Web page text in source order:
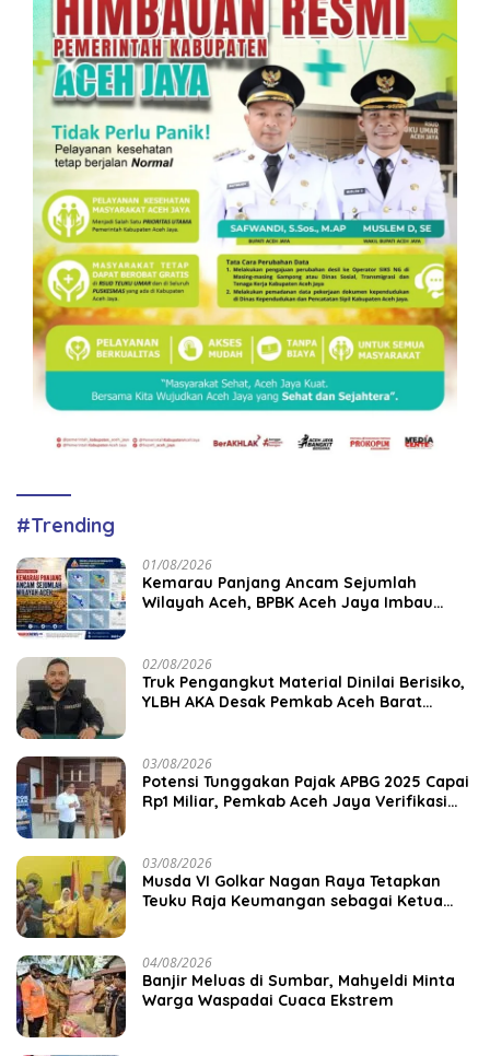
#Trending
01/08/2026
Kemarau Panjang Ancam Sejumlah
Wilayah Aceh, BPBK Aceh Jaya Imbau
02/08/2026
Truk Pengangkut Material Dinilai Berisiko,
YLBH AKA Desak Pemkab Aceh Barat
03/08/2026
Potensi Tunggakan Pajak APBG 2025 Capai
Rp1 Miliar, Pemkab Aceh Jaya Verifikasi
03/08/2026
Musda VI Golkar Nagan Raya Tetapkan
Teuku Raja Keumangan sebagai Ketua
04/08/2026
Banjir Meluas di Sumbar, Mahyeldi Minta
Warga Waspadai Cuaca Ekstrem